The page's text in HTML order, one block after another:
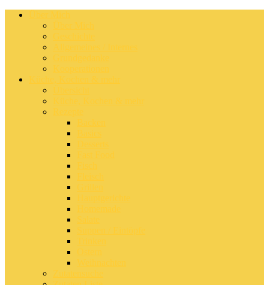
Über Mich
Über Mich
Geschichte
Allgemeines / Internes
Grundgedanke
Kooperationen
Küche, Kochen & mehr
Übersicht
Küche, Kochen & mehr
Rezepte
Backen
Basics
Desserts
Fast Food
Fisch
Fleisch
Grillen
Hauptgerichte
Homemade
Salate
Suppen / Eintöpfe
Trinken
Ostern
Weihnachten
Zutatensuche